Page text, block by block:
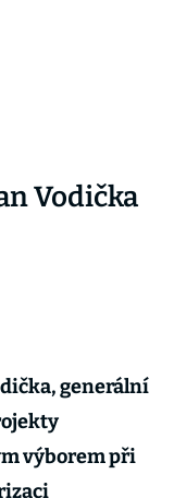
Vodička
generální
výborem při